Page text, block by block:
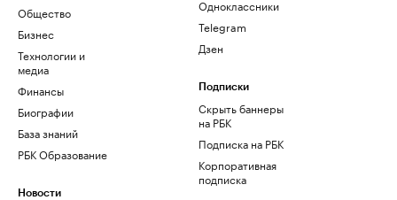
Общество
Бизнес
Технологии и
медиа
Финансы
Биографии
База знаний
РБК Образование
Новости
Одноклассники
Telegram
Дзен
Подписки
Скрыть баннеры
на РБК
Подписка на РБК
Корпоративная
подписка